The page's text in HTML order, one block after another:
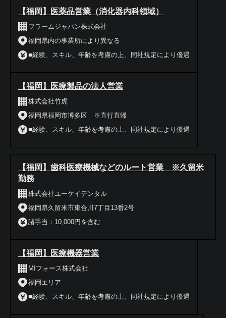
【福岡】医薬品営業（消化器内科領域）
フラームジャパン株式会社
福岡県内の事業所により異なる
■経験、スキル、年齢を考慮の上、同社規定により優遇
【福岡】医療製品の法人営業
株式会社竹虎
福岡県福岡市博多区 ※直行直帰
■経験、スキル、年齢を考慮の上、同社規定により優遇
【福岡】歯科医療機械などのルート営業 ※久留米
勤務
株式会社ユーケイデンタル
福岡県久留米市東合川7丁目13番2号
諸手当：10,000円を含む
【福岡】医療機器営業
MIフォース株式会社
福岡エリア
■経験、スキル、年齢を考慮の上、同社規定により優遇